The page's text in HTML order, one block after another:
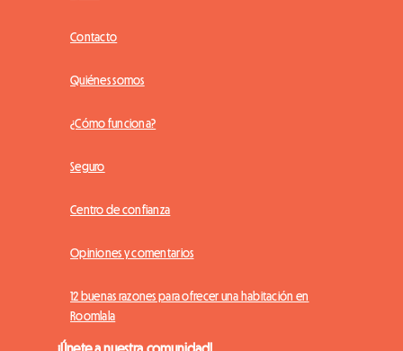
Contacto
Quiénes somos
¿Cómo funciona?
Seguro
Centro de confianza
Opiniones y comentarios
12 buenas razones para ofrecer una habitación en
Roomlala
¡Únete a nuestra comunidad!